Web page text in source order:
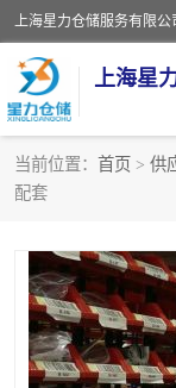
上海星
当前位置： 首页 > 供
配套
上海仓库对外出
上海仓储配送
上海仓库代运营
上海第三方仓储